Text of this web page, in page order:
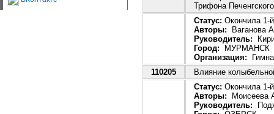
Трифона Печенгского
Статус: Окончила 1-
Авторы: Ваганова
Руководитель:
Город: МУРМАНСК
Организация:
110205
Влияние
Статус: Окончила 1-
Авторы: Моисеева
Руководитель: